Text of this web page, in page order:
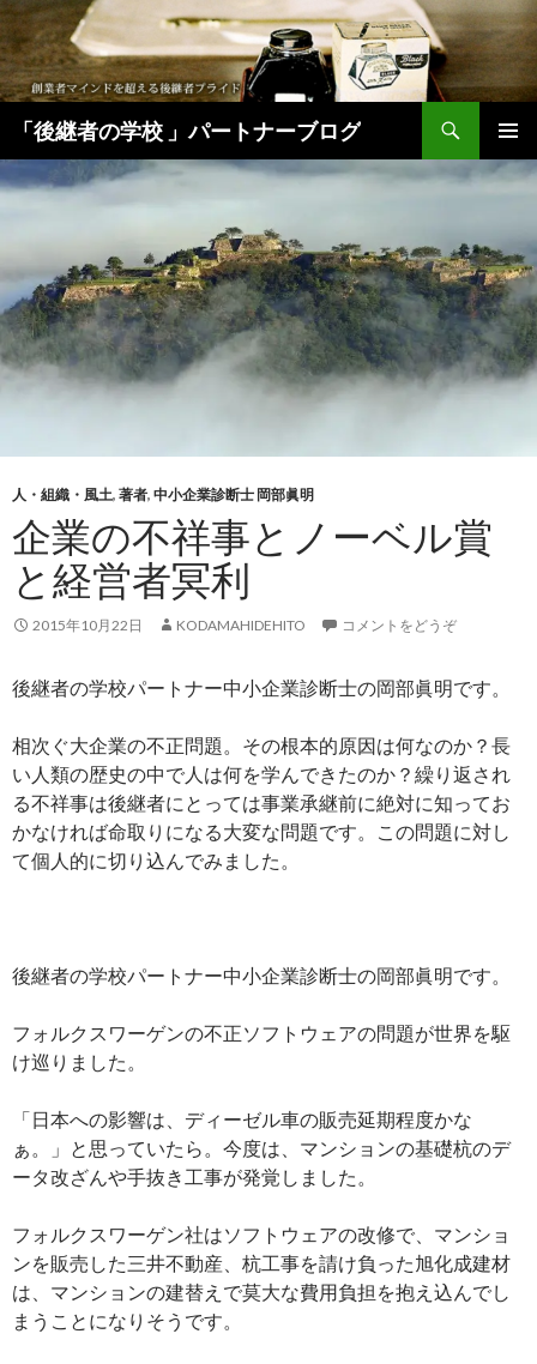
「後継者の学校 」パートナーブログ
検
メインメ
ン
へ
移
動
人・組織・風土, 著者, 中小企業診断士 岡部眞明
企業の不祥事とノーベル賞
と経営者冥利
2015年10月22日 KODAMAHIDEHITO コメントをどうぞ
後継者の学校パートナー中小企業診断士の岡部眞明です。
相次ぐ大企業の不正問題。その根本的原因は何なのか？長
い人類の歴史の中で人は何を学んできたのか？繰り返され
る不祥事は後継者にとっては事業承継前に絶対に知ってお
かなければ命取りになる大変な問題です。この問題に対し
て個人的に切り込んでみました。
後継者の学校パートナー中小企業診断士の岡部眞明です。
フォルクスワーゲンの不正ソフトウェアの問題が世界を駆
け巡りました。
「日本への影響は、ディーゼル車の販売延期程度かな
ぁ。」と思っていたら。今度は、マンションの基礎杭のデ
ータ改ざんや手抜き工事が発覚しました。
フォルクスワーゲン社はソフトウェアの改修で、マンショ
ンを販売した三井不動産、杭工事を請け負った旭化成建材
は、マンションの建替えで莫大な費用負担を抱え込んでし
まうことになりそうです。